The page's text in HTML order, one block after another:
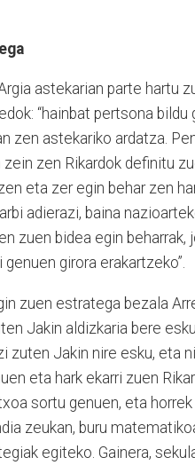
astekarian parte hartu
“hainbat pertsona
zen astekariko ardatza.
zen Rikardok definitu
eta zer egin behar zen
adierazi, baina
zuen bidea egin
girora erakartzeko”.
zuen estratega bezala
Jakin aldizkaria bere
zuten Jakin nire esku, eta
eta hark ekarri zuen
sortu genuen, eta
zeukan, buru
egiteko. Gainera,